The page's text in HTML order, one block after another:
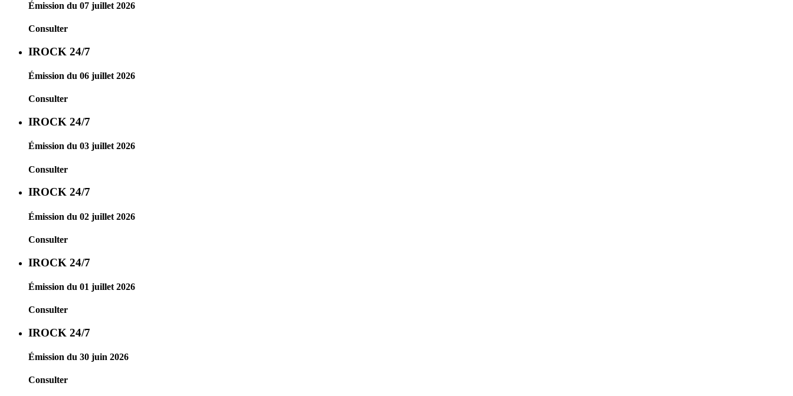
Émission du 07 juillet 2026
Consulter
IROCK 24/7
Émission du 06 juillet 2026
Consulter
IROCK 24/7
Émission du 03 juillet 2026
Consulter
IROCK 24/7
Émission du 02 juillet 2026
Consulter
IROCK 24/7
Émission du 01 juillet 2026
Consulter
IROCK 24/7
Émission du 30 juin 2026
Consulter